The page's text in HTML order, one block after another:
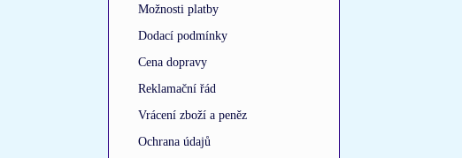
Možnosti platby
Dodací podmínky
Cena dopravy
Reklamační řád
Vrácení zboží a peněz
Ochrana údajů